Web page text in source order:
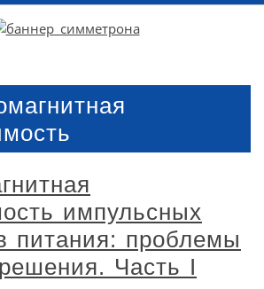
импульсных
питания: проблемы
Часть I